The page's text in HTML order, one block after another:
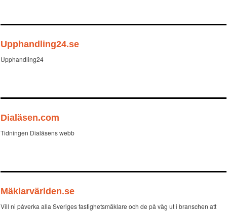
Upphandling24.se
Upphandling24
Dialäsen.com
Tidningen Dialäsens webb
Mäklarvärlden.se
Vill ni påverka alla Sveriges fastighetsmäklare och de på väg ut i branschen att